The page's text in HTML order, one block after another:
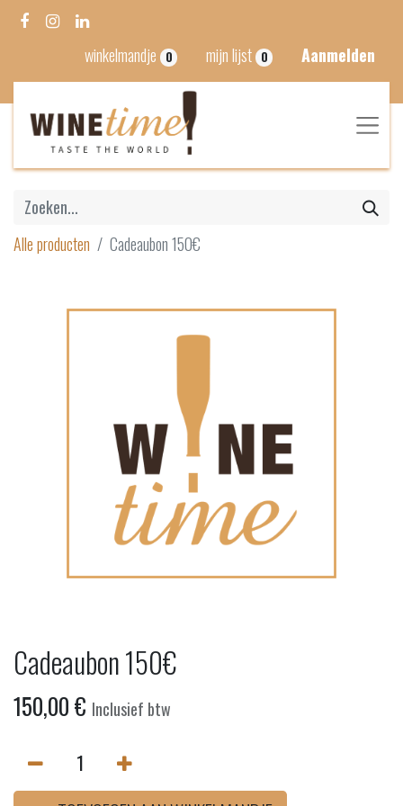
winkelmandje 0 mijn lijst 0 Aanmelden
Alle producten Cadeaubon 150€
Cadeaubon 150€
150,00€ Inclusief btw